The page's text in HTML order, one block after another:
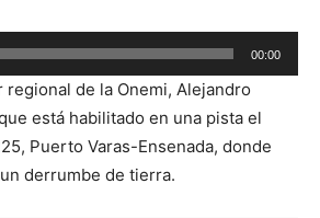
00:00
regional de la Onemi, Alejandro
está habilitado en una pista el
Puerto Varas-Ensenada, donde
derrumbe de tierra.